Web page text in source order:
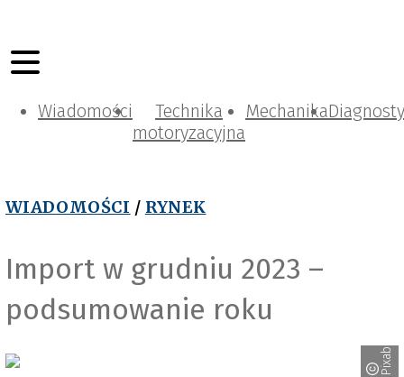
Wiadomości
Technika
motoryzacyjna
Mechanika
WIADOMOŚCI / RYNEK
Import w grudniu 2023 –
podsumowanie roku
Pixabay_Rtanvir